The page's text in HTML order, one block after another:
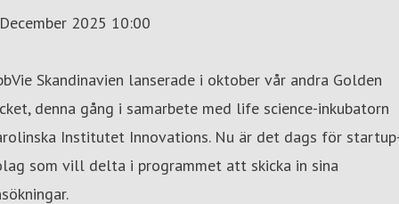
2025 10:00
Skandinavien lanserade i oktober vår andra Golden
denna gång i samarbete med life science-inkubatorn
Institutet Innovations. Nu är det dags för
som vill delta i programmet att skicka in sina